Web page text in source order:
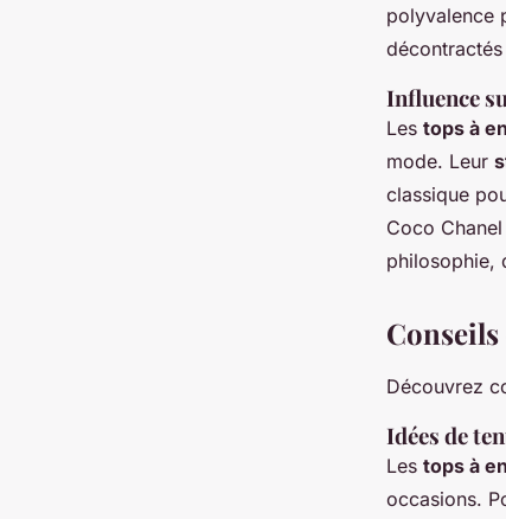
polyvalence
Influence
Les tops à
mode. Leur
classique
Coco
philosophie,
Découvrez
Idées de
Les tops à
occasions.